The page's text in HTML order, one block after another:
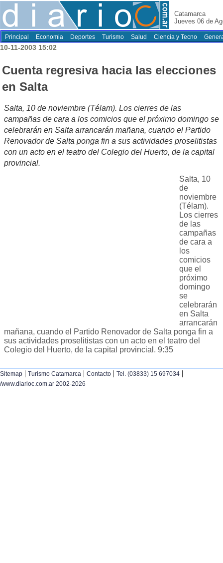
Catamarca
Jueves 06 de
Principal Economia Deportes Turismo Salud Ciencia y Tecno
10-11-2003 15:02
Cuenta regresiva hacia las elecciones
en Salta
Salta, 10 de noviembre (Télam). Los cierres de las
campañas de cara a los comicios que el próximo domingo se
celebrarán en Salta arrancarán mañana, cuando el Partido
Renovador de Salta ponga fin a sus actividades proselitistas
con un acto en el teatro del Colegio del Huerto, de la capital
provincial.
Salta, 10
de
noviembre
(Télam).
Los cierres
de las
campañas
de cara a
los
comicios
que el
próximo
domingo
se
celebrarán
en Salta
arrancarán
mañana, cuando el Partido Renovador de Salta ponga fin a
sus actividades proselitistas con un acto en el teatro del
Colegio del Huerto, de la capital provincial. 9:35
Sitemap | Turismo Catamarca | Contacto | Tel. (03833) 15 697034 |
/www.diarioc.com.ar 2002-2026